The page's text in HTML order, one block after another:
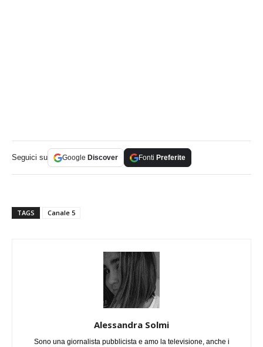
Seguici su Google Discover Fonti Preferite
TAGS Canale 5
Alessandra Solmi
Sono una giornalista pubblicista e amo la televisione, anche i